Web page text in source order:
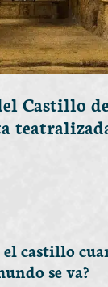
Castillo
el castillo
se va?